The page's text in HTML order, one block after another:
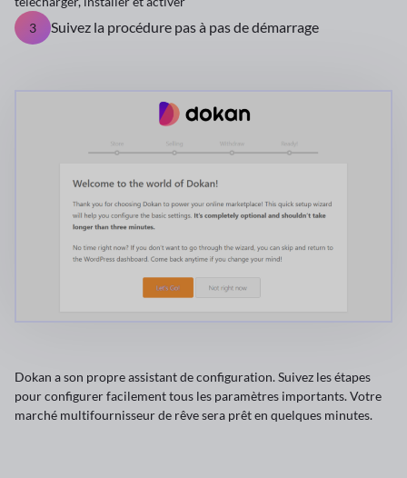
3
Suivez la procédure pas à pas de démarrage
Dokan a son propre assistant de configuration. Suivez les étapes
pour configurer facilement tous les paramètres importants. Votre
marché multifournisseur de rêve sera prêt en quelques minutes.